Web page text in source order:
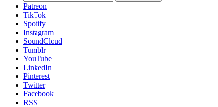
Patreon
TikTok
Spotify
Instagram
SoundCloud
Tumblr
YouTube
LinkedIn
Pinterest
Twitter
Facebook
RSS